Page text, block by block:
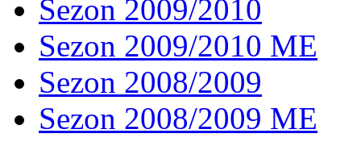
Sezon 2009/2010
Sezon 2009/2010 ME
Sezon 2008/2009
Sezon 2008/2009 ME